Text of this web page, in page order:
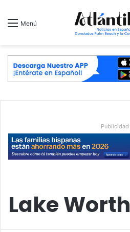
Menú
Publicidad
Lake Worth